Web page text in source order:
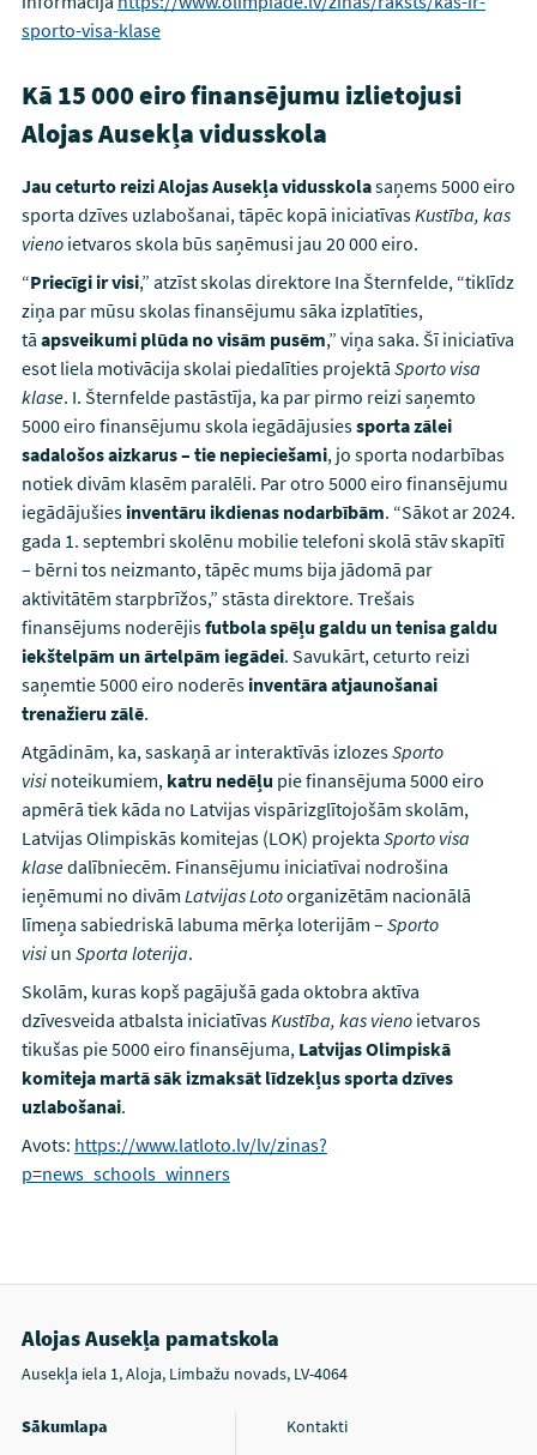
sporto-visa-klase
Kā 15 000 eiro finansējumu izlietojusi
Alojas Ausekļa vidusskola
Jau ceturto reizi Alojas Ausekļa vidusskolasaņems 5000 eiro
sporta dzīves uzlabošanai, tāpēc kopā iniciatīvasKustība, kas
vieno ietvaros skola būs saņēmusi jau 20 000 eiro.
“Priecīgi ir visi,” atzīst skolas direktore Ina Šternfelde, “tiklīdz
ziņa par mūsu skolas finansējumu sāka izplatīties,
tā apsveikumi plūda no visām pusēm,” viņa saka. Šī iniciatīva
esot liela motivācija skolai piedalīties projektā Sporto visa
klase. I. Šternfelde pastāstīja, ka par pirmo reizi saņemto
5000 eiro finansējumu skola iegādājusiessporta zālei
sadalošos aizkarus – tie nepieciešami, jo sporta nodarbības
notiek divām klasēm paralēli. Par otro 5000 eiro finansējumu
iegādājušies inventāru ikdienas nodarbībām. “Sākot ar 2024.
gada 1. septembri skolēnu mobilie telefoni skolā stāv skapītī
– bērni tos neizmanto, tāpēc mums bija jādomā par
aktivitātēm starpbrīžos,” stāsta direktore. Trešais
finansējums noderējisfutbola spēļu galdu un tenisa galdu
iekštelpām un ārtelpām iegādei. Savukārt, ceturto reizi
saņemtie 5000 eiro noderēs inventāra atjaunošanai
trenažieru zālē.
Atgādinām, ka, saskaņā ar interaktīvās izlozesSporto
visinoteikumiem, katru nedēļu pie finansējuma 5000 eiro
apmērā tiek kāda no Latvijas vispārizglītojošām skolām,
Latvijas Olimpiskās komitejas (LOK) projekta Sporto visa
klasedalībniecēm. Finansējumu iniciatīvai nodrošina
ieņēmumi no divām Latvijas Lotoorganizētām nacionālā
līmeņa sabiedriskā labuma mērķa loterijām – Sporto
visiun Sporta loterija.
Skolām, kuras kopš pagājušā gada oktobra aktīva
dzīvesveida atbalsta iniciatīvasKustība, kas vienoietvaros
tikušas pie 5000 eiro finansējuma, Latvijas Olimpiskā
komiteja martā sāk izmaksāt līdzekļus sporta dzīves
uzlabošanai.
Avots: https://www.latloto.lv/lv/zinas?
p=news_schools_winners
Alojas Ausekļa pamatskola
Ausekļa iela 1, Aloja, Limbažu novads, LV-4064
Sākumlapa
Kontakti